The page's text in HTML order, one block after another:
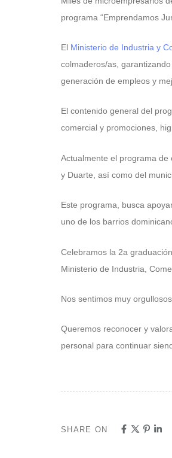
programa “Emprendamos
El Ministerio de Industria y
colmaderos/as,
generación de empleos y
El contenido general del
comercial y promociones,
Actualmente el programa de
y Duarte, así como del
Este programa, busca
uno de los barrios
Celebramos la 2a
Ministerio de Industria,
Nos sentimos muy
Queremos reconocer y
personal para continuar
SHARE ON